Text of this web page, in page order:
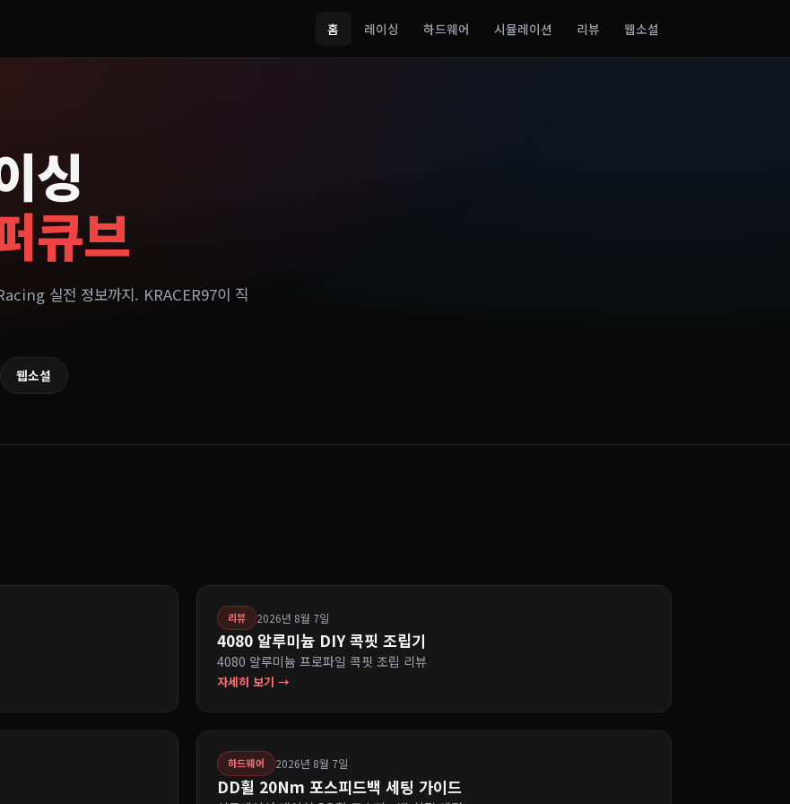
홈 레이싱 하드웨어 시뮬레이션 리뷰 웹소설
싱
큐브
실전 정보까지. KRACER97이 직
웹소설
리뷰 2026년 8월 7일
4080 알루미늄 DIY 콕핏 조립기
4080 알루미늄 프로파일 콕핏 조립 리뷰
자세히 보기 →
하드웨어 2026년 8월 7일
DD휠 20Nm 포스피드백 세팅 가이드